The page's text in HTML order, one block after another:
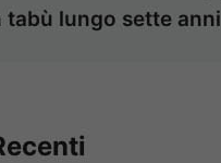
tabù lungo sette anni